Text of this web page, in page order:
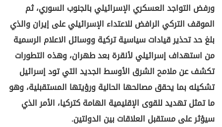
ورفض التواجد العسكري الإسرائيلي بالجنوب السوري، ثم
الموقف التركي الرافض للاعتداء الإسرائيلي على إيران والذي
بلغ حد تحذير قيادات سياسية تركية ووسائل الاعلام الرسمية
من استهداف إسرائيلي لأنقرة بعد طهران، وهذه التطورات
تكشف عن ملامح الشرق الأوسط الجديد التي تود إسرائيل
تشكيله بما يحقق مصالحها الحالية ورؤيتها المستقبلية، وهو
ما تمثل تهديد للقوى الإقليمية الهامة كتركيا، الأمر الذي
سيؤثر على مستقبل العلاقات بين الدولتين.